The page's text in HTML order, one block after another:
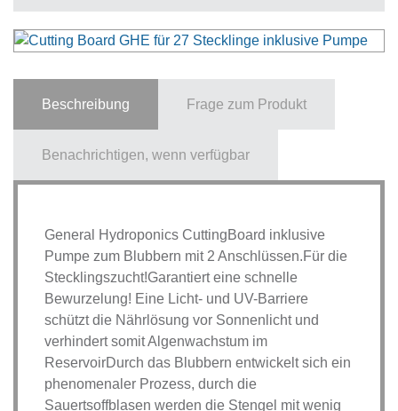
Beschreibung Frage zum Produkt
Benachrichtigen, wenn verfügbar
General Hydroponics CuttingBoard inklusive
Pumpe zum Blubbern mit 2 Anschlüssen.Für die
Stecklingszucht!Garantiert eine schnelle
Bewurzelung! Eine Licht- und UV-Barriere
schützt die Nährlösung vor Sonnenlicht und
verhindert somit Algenwachstum im
ReservoirDurch das Blubbern entwickelt sich ein
phenomenaler Prozess, durch die
Sauertsoffblasen werden die Stengel mit wenig